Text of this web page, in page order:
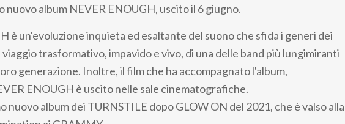
nuovo album NEVER ENOUGH, uscito il 6 giugno.
è un'evoluzione inquieta ed esaltante del suono che sfida i generi dei
viaggio trasformativo, impavido e vivo, di una delle band più lungimiranti
generazione. Inoltre, il film che ha accompagnato l'album,
ENOUGH è uscito nelle sale cinematografiche.
nuovo album dei TURNSTILE dopo GLOW ON del 2021, che è valso alla